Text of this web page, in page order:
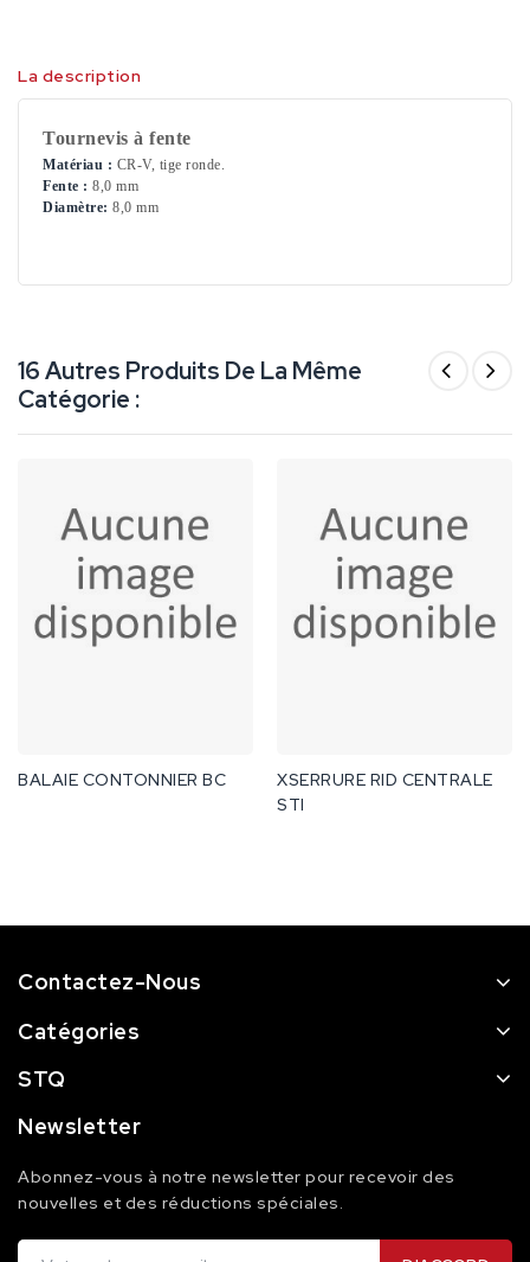
La description
Tournevis à fente
Matériau : CR-V, tige ronde.
Fente : 8,0 mm
Diamètre: 8,0 mm
16 Autres Produits De La Même
Catégorie :
BALAIE CONTONNIER BC
XSERRURE RID CENTRALE
STI
Contactez-Nous
Catégories
STQ
Newsletter
Abonnez-vous à notre newsletter pour recevoir des
nouvelles et des réductions spéciales.